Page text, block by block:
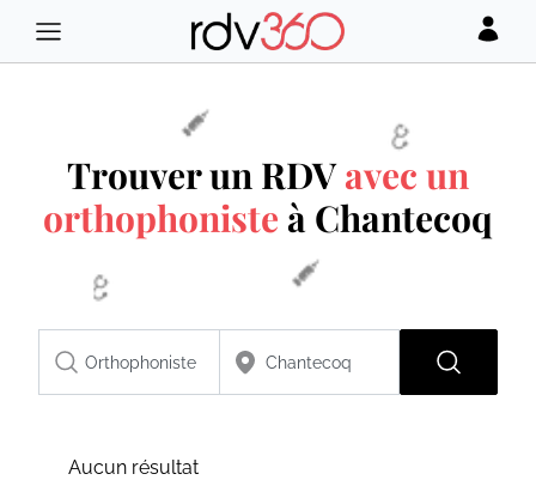
Trouver un RDVavec un
orthophoniste à Chantecoq
Aucun résultat